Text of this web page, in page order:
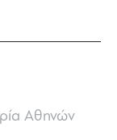
Αθηνών